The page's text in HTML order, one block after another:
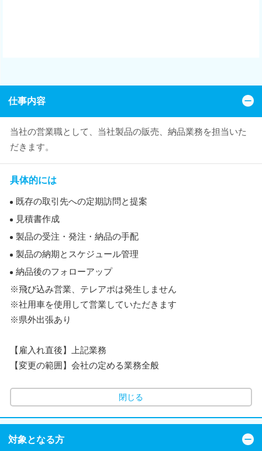
仕事内容
当社の営業職として、当社製品の販売、納品業務を担当いた
だきます。
具体的には
既存の取引先への定期訪問と提案
見積書作成
製品の受注・発注・納品の手配
製品の納期とスケジュール管理
納品後のフォローアップ
※飛び込み営業、テレアポは発生しません
※社用車を使用して営業していただきます
※県外出張あり
【雇入れ直後】上記業務
【変更の範囲】会社の定める業務全般
閉じる
対象となる方